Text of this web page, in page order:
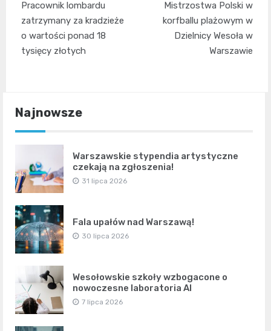
wpisu
Pracownik lombardu
zatrzymany za kradzieże
o wartości ponad 18
tysięcy złotych
Mistrzostwa Polski w
korfballu plażowym w
Dzielnicy Wesoła w
Warszawie
Najnowsze
Warszawskie stypendia artystyczne
czekają na zgłoszenia!
31 lipca 2026
Fala upałów nad Warszawą!
30 lipca 2026
Wesołowskie szkoły wzbogacone o
nowoczesne laboratoria AI
7 lipca 2026